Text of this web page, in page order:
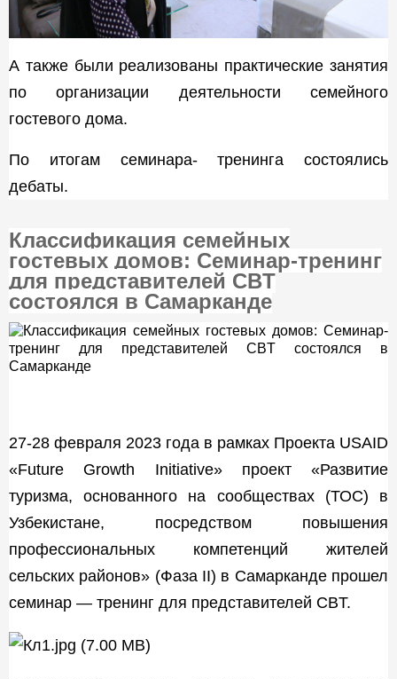
А также были реализованы практические занятия
по организации деятельности семейного
гостевого дома.
По итогам семинара- тренинга состоялись
дебаты.
Классификация семейных
гостевых домов: Семинар-тренинг
для представителей CBT
состоялся в Самарканде
27-28 февраля 2023 года в рамках Проекта USAID
«Future Growth Initiative» проект «Развитие
туризма, основанного на сообществах (ТОС) в
Узбекистане, посредством повышения
профессиональных компетенций жителей
сельских районов» (Фаза II) в Самарканде прошел
семинар — тренинг для представителей CBT.